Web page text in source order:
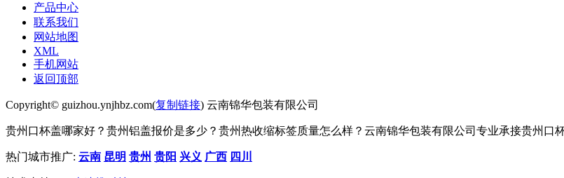
产品中心
联系我们
网站地图
XML
手机网站
返回顶部
Copyright© guizhou.ynjhbz.com(复制链接) 云南锦华包装有限公司
贵州口杯盖哪家好？贵州铝盖报价是多少？贵州热收缩标签质量怎么样？云南锦华包装有限公司专业承接贵州口
热门城市推广: 云南 昆明 贵州 贵阳 兴义 广西 四川